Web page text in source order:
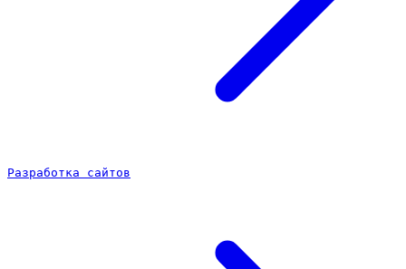
Разработка сайтов